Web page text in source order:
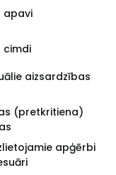
apavi
cimdi
aizsardzības
(pretkritiena)
apģērbi